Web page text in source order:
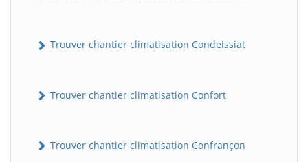
Trouver chantier climatisation Condeissiat
Trouver chantier climatisation Confort
Trouver chantier climatisation Confrançon